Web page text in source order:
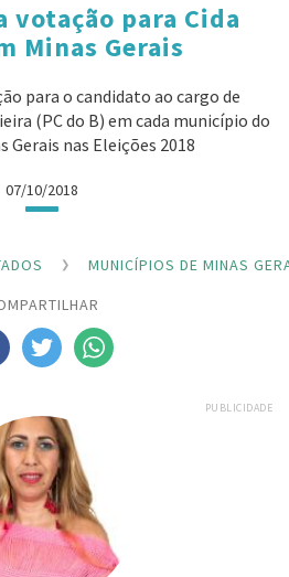
votação para Cida
Minas Gerais
para o candidato ao cargo de
(PC do B) em cada município do
Gerais nas Eleições 2018
07/10/2018
MUNICÍPIOS DE MINAS
PUBLICIDADE